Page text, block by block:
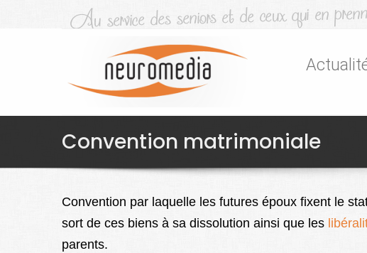
Convention matrimoniale
Convention par laquelle les futures époux fixent le
sort de ces biens à sa dissolution ainsi que les
parents.